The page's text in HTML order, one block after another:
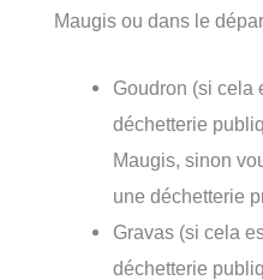
Maugis ou dans le
Goudron (si cela
déchetterie
Maugis, sinon
une déchetterie
Gravas (si cela
déchetterie